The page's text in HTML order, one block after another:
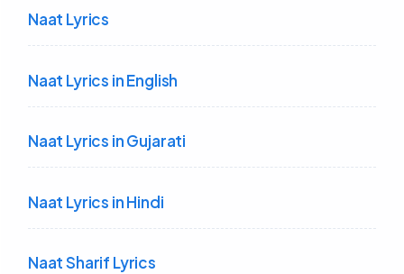
Naat Lyrics
Naat Lyrics in English
Naat Lyrics in Gujarati
Naat Lyrics in Hindi
Naat Sharif Lyrics